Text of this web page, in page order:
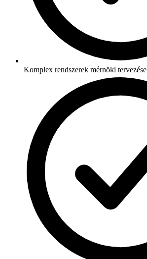
Komplex rendszerek mérnöki tervezése